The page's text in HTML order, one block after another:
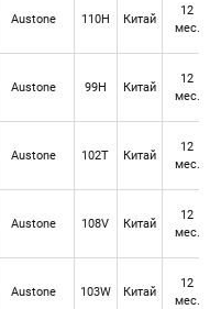
Austone 110H Китай
12
мес.
Austone 99H Китай
12
мес.
Austone 102T Китай
12
мес.
Austone 108V Китай
12
мес.
Austone 103W Китай
12
мес.